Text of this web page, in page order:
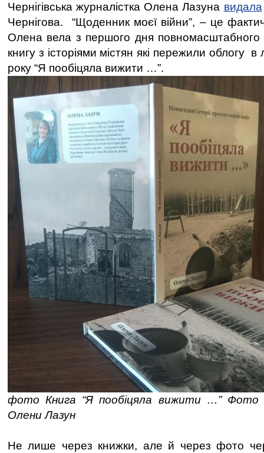
Чернігівська журналістка Олена Лазуна видала
Чернігова. “Щоденник моєї війни”, – це
Олена вела з першого дня повномасштабного
книгу з історіями містян які пережили облогу
року “Я пообіцяла вижити …”.
фото Книга “Я пообіцяла вижити …” Фото
Олени Лазун
Не лише через книжки, але й через фото